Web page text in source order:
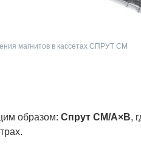
магнитов в кассетах СПРУТ СМ
образом: Спрут СМ/А×В,